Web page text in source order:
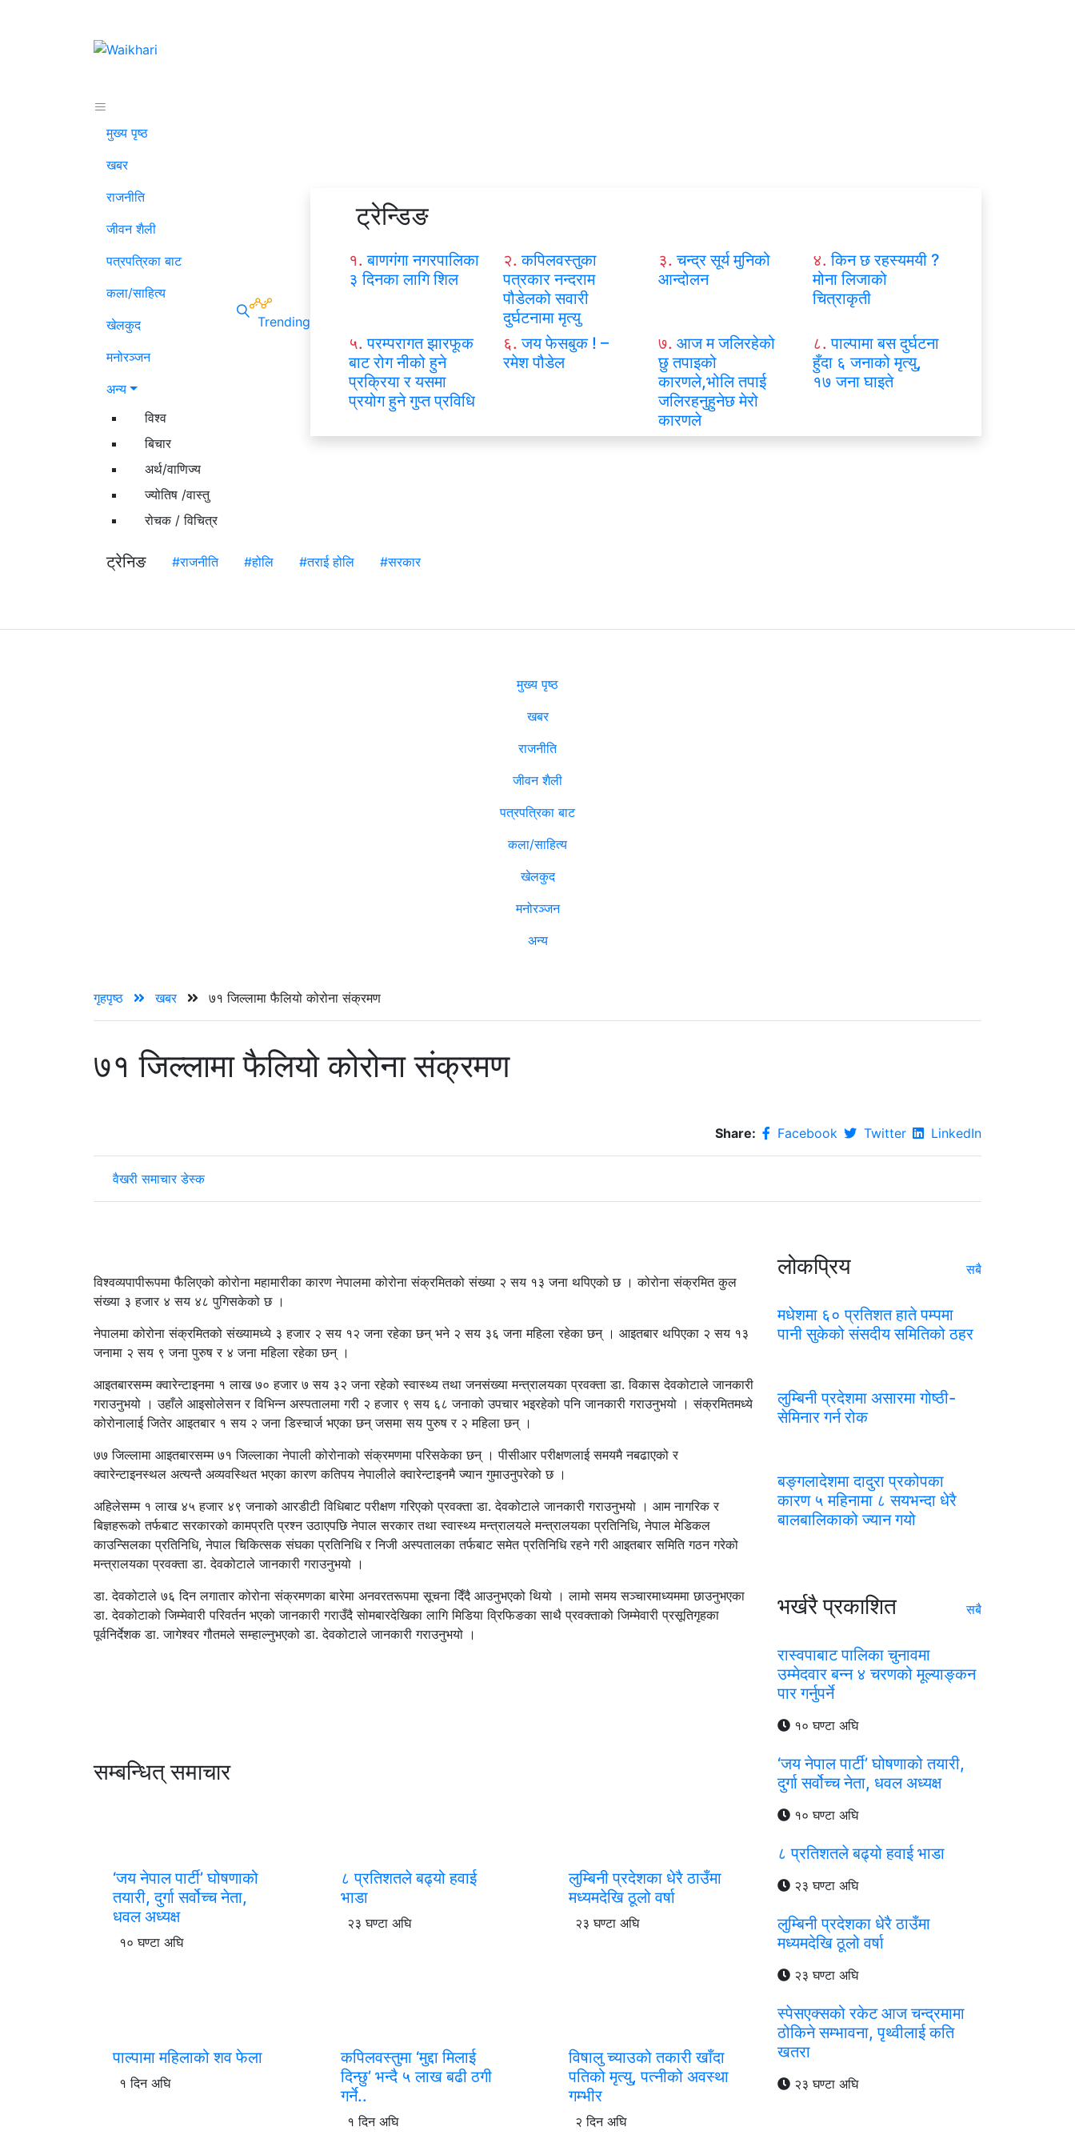
मुख्य पृष्ठ
खबर
राजनीति
जीवन शैली
पत्रपत्रिका बाट
कला/साहित्य
खेलकुद
मनोरञ्जन
अन्य
विश्व
बिचार
अर्थ/वाणिज्य
ज्योतिष /वास्तु
रोचक / विचित्र
Trending
ट्रेन्डिङ
१. बाणगंगा नगरपालिका
३ दिनका लागि शिल
२. कपिलवस्तुका
पत्रकार नन्दराम
पौडेलको सवारी
दुर्घटनामा मृत्यु
३. चन्द्र सूर्य मुनिको
आन्दोलन
४. किन छ रहस्यमयी ?
मोना लिजाको
चित्राकृती
५. परम्परागत झारफूक
बाट रोग नीको हुने
प्रक्रिया र यसमा
प्रयोग हुने गुप्त प्रविधि
६. जय फेसबुक ! –
रमेश पौडेल
७. आज म जलिरहेको
छु तपाइको
कारणले,भोलि तपाई
जलिरहनुहुनेछ मेरो
कारणले
८. पाल्पामा बस दुर्घटना
हुँदा ६ जनाको मृत्यु,
१७ जना घाइते
ट्रेनिङ #राजनीति #होलि #तराई होलि #सरकार
मुख्य पृष्ठ
खबर
राजनीति
जीवन शैली
पत्रपत्रिका बाट
कला/साहित्य
खेलकुद
मनोरञ्जन
अन्य
गृहपृष्ठ खबर ७१ जिल्लामा फैलियो कोरोना संक्रमण
७१ जिल्लामा फैलियो कोरोना संक्रमण
Share: Facebook Twitter LinkedIn
वैखरी समाचार डेस्क
विश्वव्यपापीरूपमा फैलिएको कोरोना महामारीका कारण नेपालमा कोरोना संक्रमितको संख्या २ सय १३ जना थपिएको छ । कोरोना संक्रमित कुल
संख्या ३ हजार ४ सय ४८ पुगिसकेको छ ।
नेपालमा कोरोना संक्रमितको संख्यामध्ये ३ हजार २ सय १२ जना रहेका छन् भने २ सय ३६ जना महिला रहेका छन् । आइतबार थपिएका २ सय १३
जनामा २ सय ९ जना पुरुष र ४ जना महिला रहेका छन् ।
आइतबारसम्म क्वारेन्टाइनमा १ लाख ७० हजार ७ सय ३२ जना रहेको स्वास्थ्य तथा जनसंख्या मन्त्रालयका प्रवक्ता डा. विकास देवकोटाले जानकारी
गराउनुभयो । उहाँले आइसोलेसन र विभिन्न अस्पतालमा गरी २ हजार ९ सय ६८ जनाको उपचार भइरहेको पनि जानकारी गराउनुभयो । संक्रमितमध्ये
कोरोनालाई जितेर आइतबार १ सय २ जना डिस्चार्ज भएका छन् जसमा सय पुरुष र २ महिला छन् ।
७७ जिल्लामा आइतबारसम्म ७१ जिल्लाका नेपाली कोरोनाको संक्रमणमा परिसकेका छन् । पीसीआर परीक्षणलाई समयमै नबढाएको र
क्वारेन्टाइनस्थल अत्यन्तै अव्यवस्थित भएका कारण कतिपय नेपालीले क्वारेन्टाइनमै ज्यान गुमाउनुपरेको छ ।
अहिलेसम्म १ लाख ४५ हजार ४९ जनाको आरडीटी विधिबाट परीक्षण गरिएको प्रवक्ता डा. देवकोटाले जानकारी गराउनुभयो । आम नागरिक र
बिज्ञहरूको तर्फबाट सरकारको कामप्रति प्रश्न उठाएपछि नेपाल सरकार तथा स्वास्थ्य मन्त्रालयले मन्त्रालयका प्रतिनिधि, नेपाल मेडिकल
काउन्सिलका प्रतिनिधि, नेपाल चिकित्सक संघका प्रतिनिधि र निजी अस्पतालका तर्फबाट समेत प्रतिनिधि रहने गरी आइतबार समिति गठन गरेको
मन्त्रालयका प्रवक्ता डा. देवकोटाले जानकारी गराउनुभयो ।
डा. देवकोटाले ७६ दिन लगातार कोरोना संक्रमणका बारेमा अनवरतरूपमा सूचना दिँदै आउनुभएको थियो । लामो समय सञ्चारमाध्यममा छाउनुभएका
डा. देवकोटाको जिम्मेवारी परिवर्तन भएको जानकारी गराउँदै सोमबारदेखिका लागि मिडिया व्रिफिङका साथै प्रवक्ताको जिम्मेवारी प्रसूतिगृहका
पूर्वनिर्देशक डा. जागेश्वर गौतमले सम्हाल्नुभएको डा. देवकोटाले जानकारी गराउनुभयो ।
सम्बन्धित् समाचार
‘जय नेपाल पार्टी’ घोषणाको
तयारी, दुर्गा सर्वोच्च नेता,
धवल अध्यक्ष
१० घण्टा अघि
८ प्रतिशतले बढ्यो हवाई
भाडा
२३ घण्टा अघि
लुम्बिनी प्रदेशका धेरै ठाउँमा
मध्यमदेखि ठूलो वर्षा
२३ घण्टा अघि
पाल्पामा महिलाको शव फेला
१ दिन अघि
कपिलवस्तुमा ‘मुद्दा मिलाई
दिन्छु’ भन्दै ५ लाख बढी ठगी
गर्ने..
१ दिन अघि
विषालु च्याउको तकारी खाँदा
पतिको मृत्यु, पत्नीको अवस्था
गम्भीर
२ दिन अघि
लोकप्रिय सबै
मधेशमा ६० प्रतिशत हाते पम्पमा
पानी सुकेको संसदीय समितिको ठहर
लुम्बिनी प्रदेशमा असारमा गोष्ठी-
सेमिनार गर्न रोक
बङ्गलादेशमा दादुरा प्रकोपका
कारण ५ महिनामा ८ सयभन्दा धेरै
बालबालिकाको ज्यान गयो
भर्खरै प्रकाशित सबै
रास्वपाबाट पालिका चुनावमा
उम्मेदवार बन्न ४ चरणको मूल्याङ्कन
पार गर्नुपर्ने
१० घण्टा अघि
‘जय नेपाल पार्टी’ घोषणाको तयारी,
दुर्गा सर्वोच्च नेता, धवल अध्यक्ष
१० घण्टा अघि
८ प्रतिशतले बढ्यो हवाई भाडा
२३ घण्टा अघि
लुम्बिनी प्रदेशका धेरै ठाउँमा
मध्यमदेखि ठूलो वर्षा
२३ घण्टा अघि
स्पेसएक्सको रकेट आज चन्द्रमामा
ठोकिने सम्भावना, पृथ्वीलाई कति
खतरा
२३ घण्टा अघि